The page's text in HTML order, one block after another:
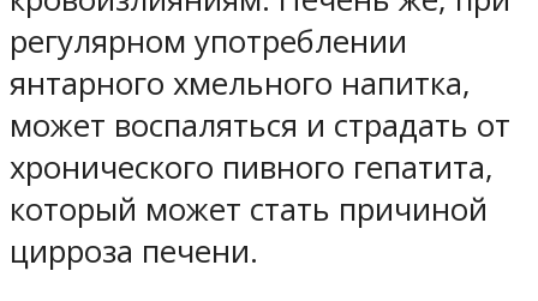
регулярном употреблении
янтарного хмельного напитка,
может воспаляться и страдать от
хронического пивного гепатита,
который может стать причиной
цирроза печени.